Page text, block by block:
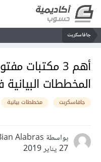
جافاسكربت
أهم 3 مكتبات
المخططات
جافاسكربت مخططات بيانية
بواسطة Bian Alabras
27 يناير 2019